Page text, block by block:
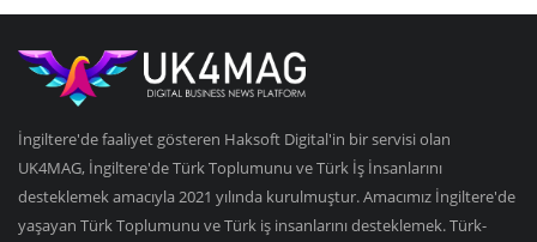
İngiltere'de faaliyet gösteren Haksoft Digital'in bir servisi olan
UK4MAG, İngiltere'de Türk Toplumunu ve Türk İş İnsanlarını
desteklemek amacıyla 2021 yılında kurulmuştur. Amacımız İngiltere'de
yaşayan Türk Toplumunu ve Türk iş insanlarını desteklemek. Türk-